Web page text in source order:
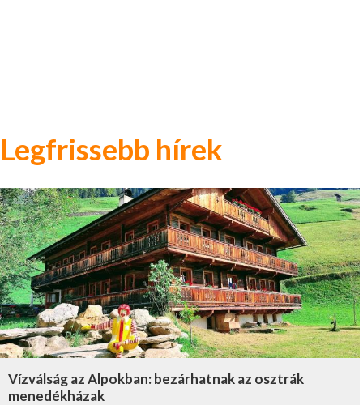
Legfrissebb hírek
Vízválság az Alpokban: bezárhatnak az osztrák
menedékházak